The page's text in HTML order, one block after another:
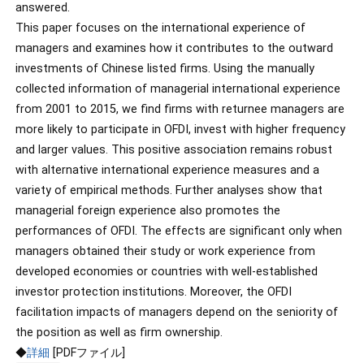
answered.
This paper focuses on the international experience of
managers and examines how it contributes to the outward
investments of Chinese listed firms. Using the manually
collected information of managerial international experience
from 2001 to 2015, we find firms with returnee managers are
more likely to participate in OFDI, invest with higher frequency
and larger values. This positive association remains robust
with alternative international experience measures and a
variety of empirical methods. Further analyses show that
managerial foreign experience also promotes the
performances of OFDI. The effects are significant only when
managers obtained their study or work experience from
developed economies or countries with well-established
investor protection institutions. Moreover, the OFDI
facilitation impacts of managers depend on the seniority of
the position as well as firm ownership.
◆詳細 [PDFファイル]